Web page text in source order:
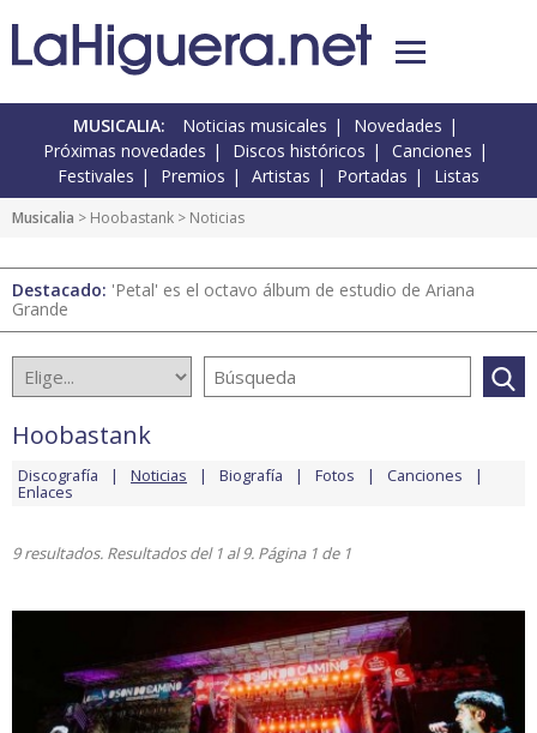
MUSICALIA: Noticias musicales
Novedades
Próximas novedades
Discos históricos
Canciones
Festivales
Premios Artistas Portadas Listas
Musicalia > Hoobastank > Noticias
Destacado: 'Petal' es el octavo álbum de estudio de Ariana
Grande
Hoobastank
Discografía Noticias Biografía Fotos Canciones
Enlaces
9 resultados. Resultados del 1 al 9. Página 1 de 1